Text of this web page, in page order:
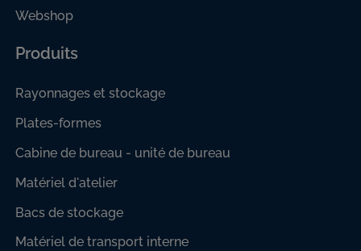
Webshop
Produits
Rayonnages et stockage
Plates-formes
Cabine de bureau - unité de bureau
Matériel d'atelier
Bacs de stockage
Matériel de transport interne